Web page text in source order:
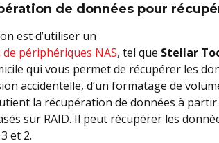
de données pour
est d’utiliser un
périphériques NAS, tel que Stellar
qui vous permet de récupérer les
accidentelle, d’un formatage de
la récupération de données à
sur RAID. Il peut récupérer les
et 2.